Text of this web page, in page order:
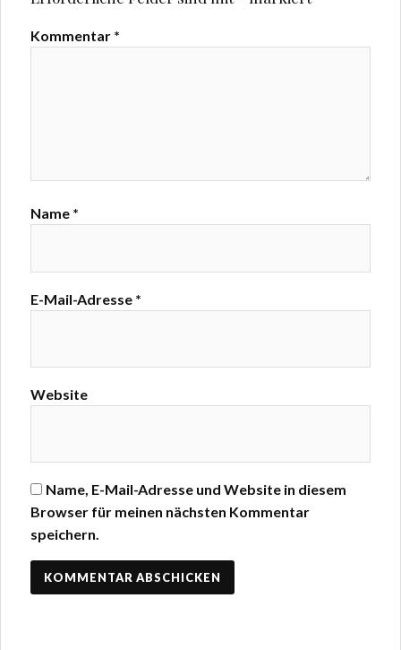
Kommentar *
Name *
E-Mail-Adresse *
Website
Name, E-Mail-Adresse und Website in diesem
Browser für meinen nächsten Kommentar
speichern.